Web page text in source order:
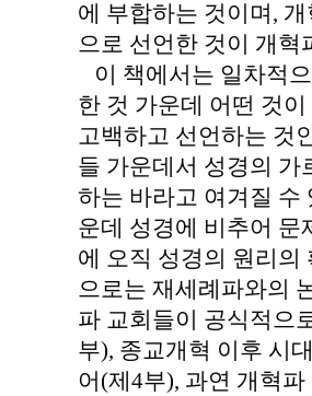
에 부합하는 것이며,
으로 선언한 것이 개혁
이 책에서는 일차적
한 것 가운데 어떤 것
고백하고 선언하는 것
들 가운데서 성경의 가
하는 바라고 여겨질 수
운데 성경에 비추어 문
에 오직 성경의 원리의
으로는 재세례파와의
파 교회들이 공식적으
부), 종교개혁 이후 시
어(제4부), 과연 개혁